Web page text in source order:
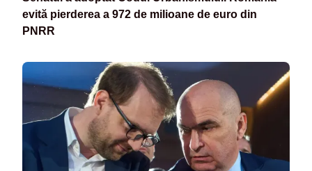
evită pierderea a 972 de milioane de euro din
PNRR